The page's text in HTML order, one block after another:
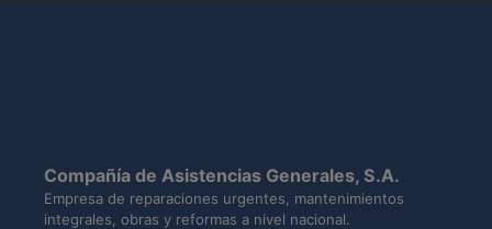
Compañía de Asistencias Generales, S.A.
Empresa de reparaciones urgentes, mantenimientos
integrales, obras y reformas a nivel nacional.